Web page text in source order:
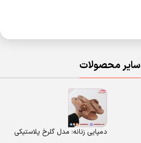
سایر محصولات
دمپایی زنانه: مدل گلرخ پلاستیکی